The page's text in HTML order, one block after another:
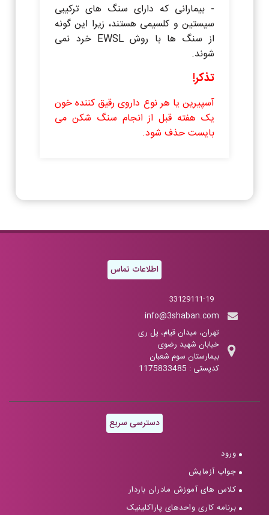
- بیمارانی که دارای سنگ های ترکیبی
سیستین و کلسیمی هستند، زیرا این گونه
از سنگ ها با روش EWSL خرد نمی
شوند.
تذکر!
آسپیرین یا هر نوع داروی رقیق کننده خون
یک هفته قبل از انجام سنگ شکن می
بایست حذف شود.
اطلاعات تماس
33129111-19
info@3shaban.com
تهران، میدان قیام، پل ری
خیابان شهید رضوی
بیمارستان سوم شعبان
کدپستی : 1175833485
دسترسی سریع
ورود
جواب آزمایش
کلاس های آموزش مادران باردار
برنامه کاری واحدهای پاراکلینیک